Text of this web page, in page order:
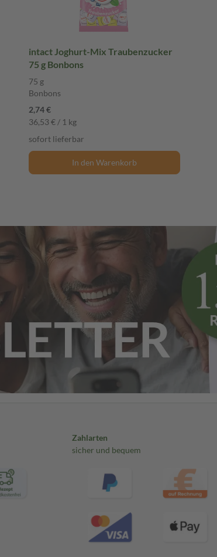
intact Joghurt-Mix Traubenzucker
75 g Bonbons
75 g
Bonbons
2,74 €
36,53 € / 1 kg
sofort lieferbar
In den Warenkorb
Zahlarten
sicher und bequem